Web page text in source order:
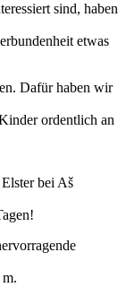
sind, haben
etwas
Dafür haben wir
ordentlich an
bei Aš